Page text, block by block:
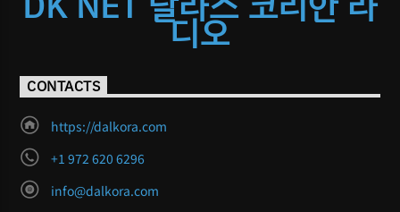
디오
CONTACTS
https://dalkora.com
+1 972 620 6296
info@dalkora.com